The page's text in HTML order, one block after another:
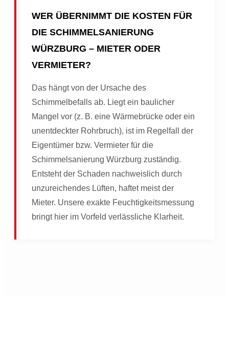
WER ÜBERNIMMT DIE KOSTEN FÜR
DIE SCHIMMELSANIERUNG
WÜRZBURG – MIETER ODER
VERMIETER?
Das hängt von der Ursache des
Schimmelbefalls ab. Liegt ein baulicher
Mangel vor (z. B. eine Wärmebrücke oder ein
unentdeckter Rohrbruch), ist im Regelfall der
Eigentümer bzw. Vermieter für die
Schimmelsanierung Würzburg zuständig.
Entsteht der Schaden nachweislich durch
unzureichendes Lüften, haftet meist der
Mieter. Unsere exakte Feuchtigkeitsmessung
bringt hier im Vorfeld verlässliche Klarheit.